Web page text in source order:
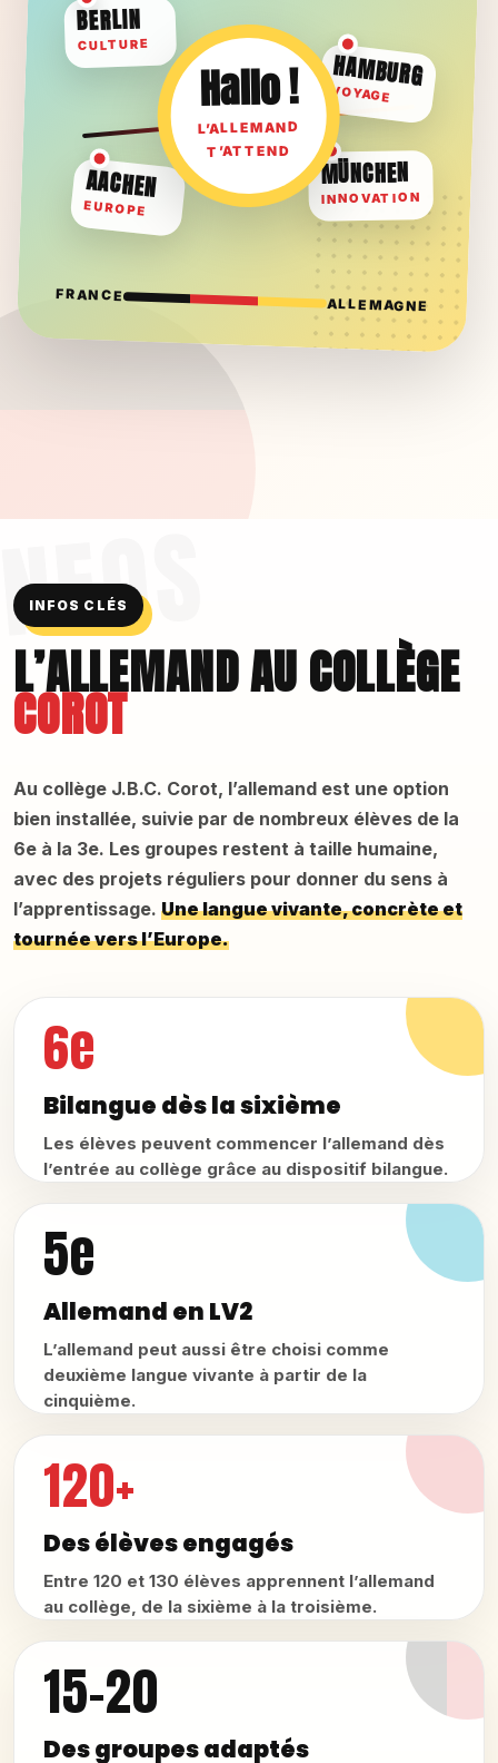
BERLIN
CULTURE
HAMBURG
VOYAGE
AACHEN
EUROPE
MÜNCHEN
INNOVATION
Hallo !
L’ALLEMAND
T’ATTEND
FRANCE ALLEMAGNE
INFOS CLÉS
L’ALLEMAND AU COLLÈGE
COROT
Au collège J.B.C. Corot, l’allemand est une option
bien installée, suivie par de nombreux élèves de la
6e à la 3e. Les groupes restent à taille humaine,
avec des projets réguliers pour donner du sens à
l’apprentissage. Une langue vivante, concrète et
tournée vers l’Europe.
6e
Bilangue dès la sixième
Les élèves peuvent commencer l’allemand dès
l’entrée au collège grâce au dispositif bilangue.
5e
Allemand en LV2
L’allemand peut aussi être choisi comme
deuxième langue vivante à partir de la
cinquième.
120+
Des élèves engagés
Entre 120 et 130 élèves apprennent l’allemand
au collège, de la sixième à la troisième.
15-20
Des groupes adaptés